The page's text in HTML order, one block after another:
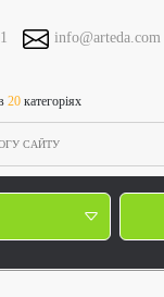
info@arteda.com
20 категоріях